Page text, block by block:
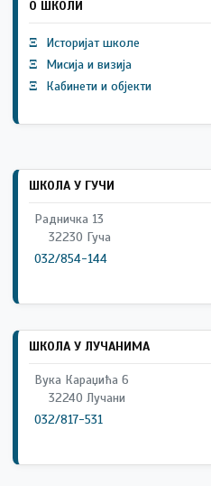
О ШКОЛИ
Ξ
Историјат школе
Ξ
Мисија и визија
Ξ
Кабинети и објекти
ШКОЛА У ГУЧИ
Радничка 13
32230 Гуча
032/854-144
ШКОЛА У ЛУЧАНИМА
Вука Караџића 6
32240 Лучани
032/817-531